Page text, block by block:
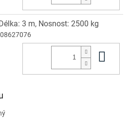
3 m, Nosnost: 2500 kg